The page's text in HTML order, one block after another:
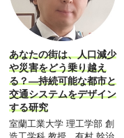
あなたの街は、人口減少
や災害をどう乗り越え
る？―持続可能な都市と
交通システムをデザイン
する研究
室蘭工業大学 理工学部 創